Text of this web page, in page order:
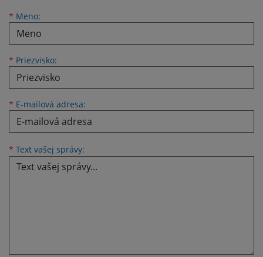
* Meno:
Meno
* Priezvisko:
Priezvisko
* E-mailová adresa:
E-mailová adresa
* Text vašej správy: